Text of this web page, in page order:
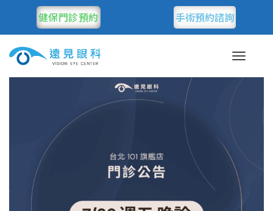
健保門診預約 手術預約諮詢